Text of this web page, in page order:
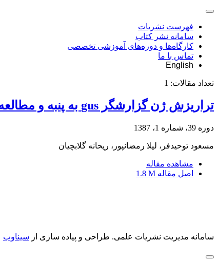
فهرست نشریات
سامانه نشر کتاب
کارگاه‌ها و دوره‌های آموزشی تخصصی
تماس با ما
English
تعداد مقالات: 1
تراریزش ژن گزارشگر gus به پنبه و مطالعه وراثت و بیان آن در نسل دوم پنبه تراریخته
دوره 39، شماره 1، 1387
مسعود توحیدفر، لیلا رمضان‏پور، ریحانه گلابچیان
مشاهده مقاله
اصل مقاله 1.8 M
سامانه مدیریت نشریات علمی. طراحی و پیاده سازی از سیناوب